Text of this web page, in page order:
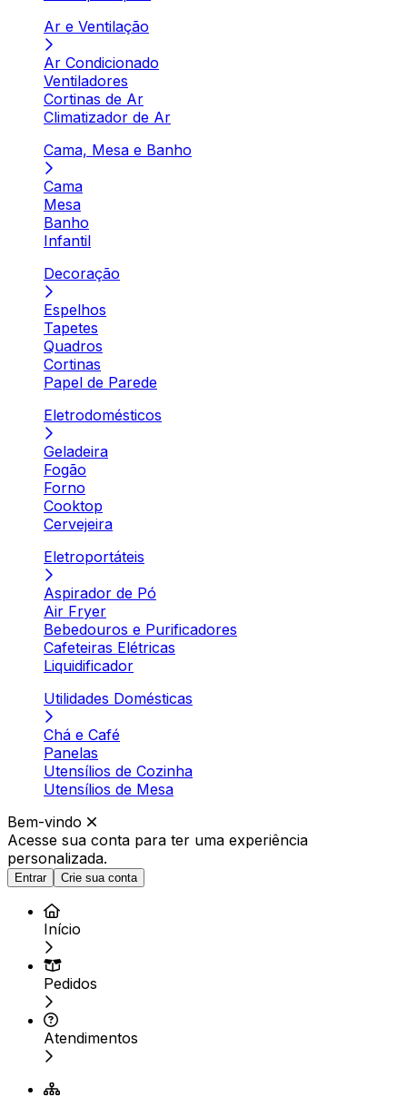
Ar e Ventilação
Ar Condicionado
Ventiladores
Cortinas de Ar
Climatizador de Ar
Cama, Mesa e Banho
Cama
Mesa
Banho
Infantil
Decoração
Espelhos
Tapetes
Quadros
Cortinas
Papel de Parede
Eletrodomésticos
Geladeira
Fogão
Forno
Cooktop
Cervejeira
Eletroportáteis
Aspirador de Pó
Air Fryer
Bebedouros e Purificadores
Cafeteiras Elétricas
Liquidificador
Utilidades Domésticas
Chá e Café
Panelas
Utensílios de Cozinha
Utensílios de Mesa
Bem-vindo
Acesse sua conta para ter uma experiência
personalizada.
Entrar Crie sua conta
Início
Pedidos
Atendimentos